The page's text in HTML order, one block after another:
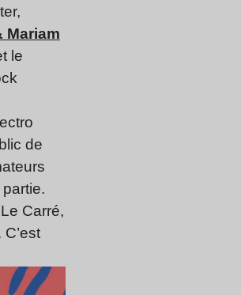
Mariam
le
de
Carré,